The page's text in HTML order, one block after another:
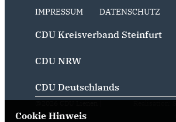
IMPRESSUM DATENSCHUTZ
CDU Kreisverband Steinfurt
CDU NRW
CDU Deutschlands
Kattenvenne
Cookie Hinweis